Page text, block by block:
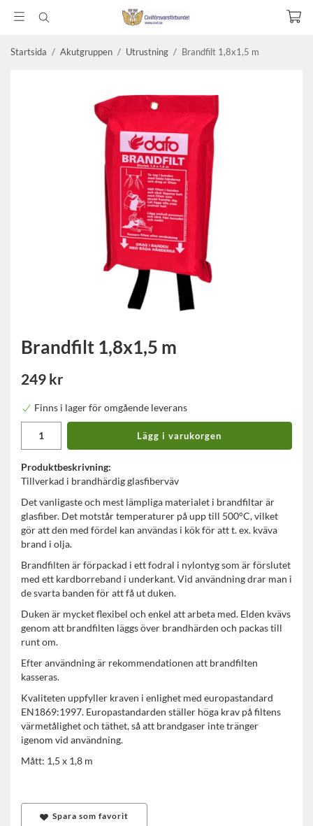
Startsida / Akutgruppen / Utrustning / Brandfilt 1,8x1,5 m
Brandfilt 1,8x1,5 m
249 kr
Finns i lager för omgående leverans
Lägg i varukorgen
Produktbeskrivning:
Tillverkad i brandhärdig glasfiberväv
Det vanligaste och mest lämpliga materialet i brandfiltar är
glasfiber. Det motstår temperaturer på upp till 500°C, vilket
gör att den med fördel kan användas i kök för att t. ex. kväva
brand i olja.
Brandfilten är förpackad i ett fodral i nylontyg som är förslutet
med ett kardborreband i underkant. Vid användning drar man i
de svarta banden för att få ut duken.
Duken är mycket flexibel och enkel att arbeta med. Elden kvävs
genom att brandfilten läggs över brandhärden och packas till
runt om.
Efter användning är rekommendationen att brandfilten
kasseras.
Kvaliteten uppfyller kraven i enlighet med europastandard
EN1869:1997. Europastandarden ställer höga krav på filtens
värmetålighet och täthet, så att brandgaser inte tränger
igenom vid användning.
Mått: 1,5 x 1,8 m
Spara som favorit